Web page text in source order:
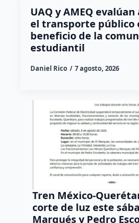
UAQ y AMEQ
el transporte público
beneficio de la
estudiantil
Daniel Rico 7 agosto, 2026
Tren México-
corte de luz este
Marqués y Pedro